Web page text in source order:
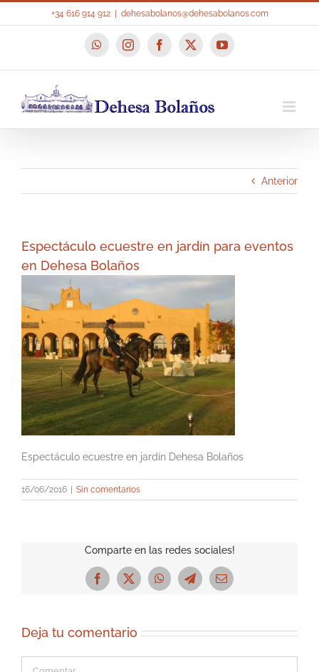
+34 616 914 912 dehesabolanos@dehesabolanos.com
WhatsAppInstagramFacebook
X YouTube
Anterior
Espectáculo ecuestre en jardín para eventos
en Dehesa Bolaños
Espectáculo ecuestre en jardín Dehesa Bolaños
16/06/2016 Sin comentarios
Comparte en las redes sociales!
Facebook
X WhatsAppTelegramCorreo
Deja tu comentario